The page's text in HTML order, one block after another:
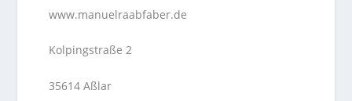
www.manuelraabfaber.de
Kolpingstraße 2
35614 Aßlar